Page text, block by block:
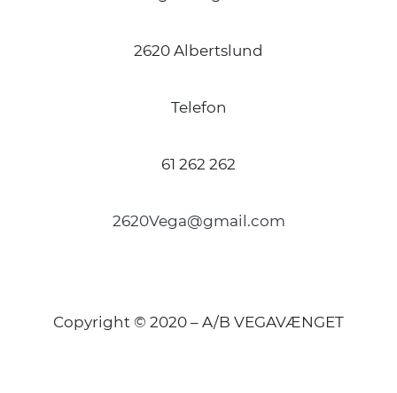
2620 Albertslund
Telefon
61 262 262
2620Vega@gmail.com
Copyright © 2020 – A/B VEGAVÆNGET